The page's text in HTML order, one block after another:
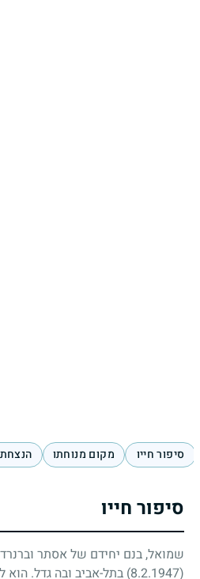
סיפור חייו מקום מנוחתו
סיפור חייו
שמואל, בנם יחידם של אסתר
(8.2.1947)
בתל-אביב ובה גדל. הוא